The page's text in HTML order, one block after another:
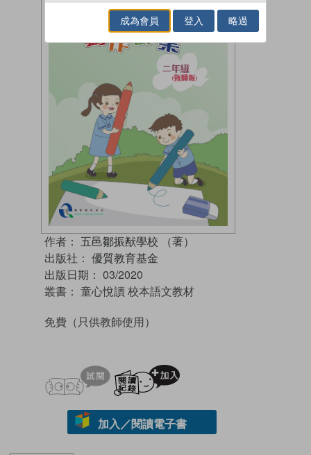
作者： 五邑鄒振猷學校 （著）
出版社： 優質教育基金
出版日期： 03/2020
叢書： 童心悅讀 校本語文教材
免費 （只供教師使用）
試閲
加入／閱讀電子書
成為會員 登入 略過